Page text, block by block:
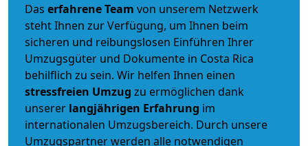
Das erfahrene Team von unserem Netzwerk
steht Ihnen zur Verfügung, um Ihnen beim
sicheren und reibungslosen Einführen Ihrer
Umzugsgüter und Dokumente in Costa Rica
behilflich zu sein. Wir helfen Ihnen einen
stressfreien Umzug zu ermöglichen dank
unserer langjährigen Erfahrung im
internationalen Umzugsbereich. Durch unsere
Umzugspartner werden alle notwendigen